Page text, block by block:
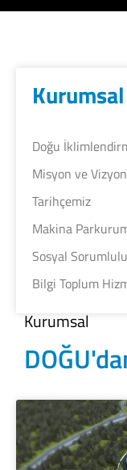
Kurumsal
Doğu
Misyon ve
Tarihçemiz
Makina
Sosyal
Bilgi Toplum
Kurumsal